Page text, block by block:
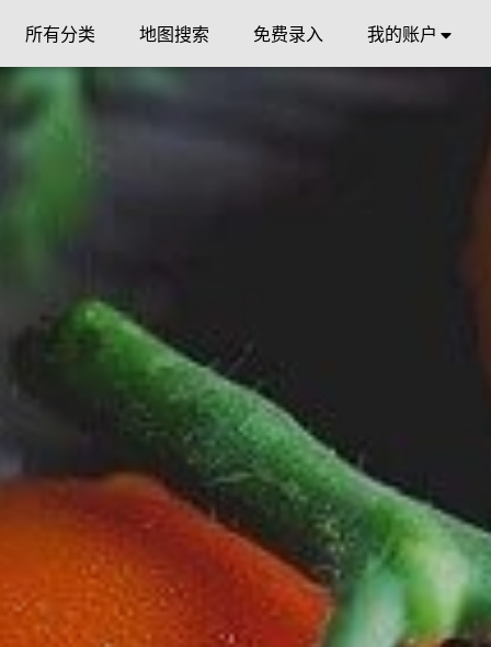
所有分类 地图搜索 免费录入 我的账户